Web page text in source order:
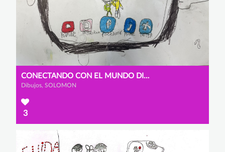
CONECTANDO CON EL MUNDO DIGITAL
Dibujos, SOLOMON
3